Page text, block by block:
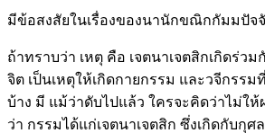
มีข้อสงสัยในเรื่องของนานักขณิกกัมมปัจ
ถ้าทราบว่า เหตุ คือ เจตนาเจตสิกเกิดร่ว
จิต เป็นเหตุให้เกิดกายกรรม และวจีกรรม
บ้าง มี แม้ว่าดับไปแล้ว ใครจะคิดว่าไม่ให้
ว่า กรรมได้แก่เจตนาเจตสิก ซึ่งเกิดกับกุ